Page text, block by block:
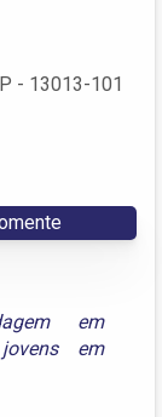
- 13013-101
em
jovens em